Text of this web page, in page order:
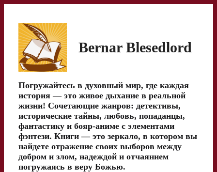
содержимому
Bernar Blesedlord
Погружайтесь в духовный мир, где каждая
история — это живое дыхание в реальной
жизни! Сочетающие жанров: детективы,
исторические тайны, любовь, попаданцы,
фантастику и бояр-аниме с элементами
фэнтези. Книги — это зеркало, в котором вы
найдете отражение своих выборов между
добром и злом, надеждой и отчаянием
погружаясь в веру Божью.